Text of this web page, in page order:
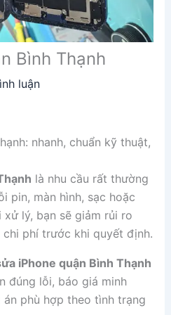
Bình Thạnh
luận
nhanh, chuẩn kỹ thuật,
là nhu cầu rất thường
pin, màn hình, sạc hoặc
xử lý, bạn sẽ giảm rủi ro
phí trước khi quyết định.
iPhone quận Bình Thạnh
đúng lỗi, báo giá minh
phù hợp theo tình trạng